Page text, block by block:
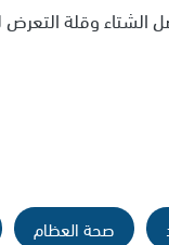
وقلة التعرض
صحة العظام